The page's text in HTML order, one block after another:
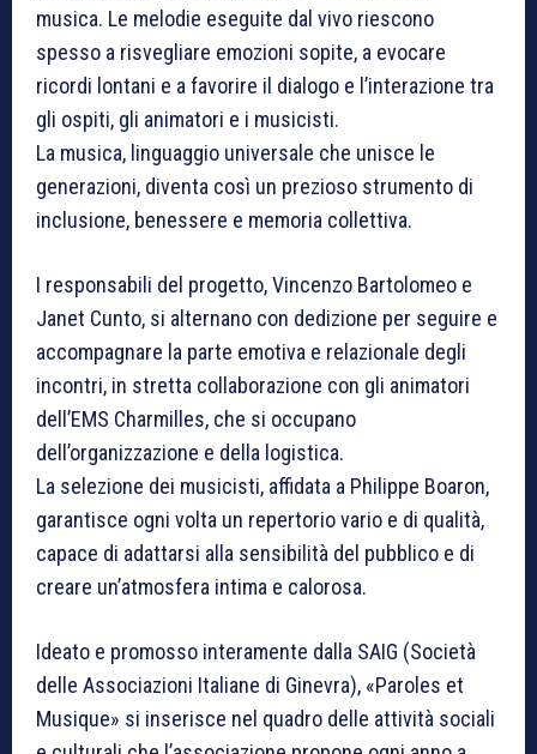
musica. Le melodie eseguite dal vivo riescono
spesso a risvegliare emozioni sopite, a evocare
ricordi lontani e a favorire il dialogo e l’interazione tra
gli ospiti, gli animatori e i musicisti.
La musica, linguaggio universale che unisce le
generazioni, diventa così un prezioso strumento di
inclusione, benessere e memoria collettiva.
I responsabili del progetto, Vincenzo Bartolomeo e
Janet Cunto, si alternano con dedizione per seguire e
accompagnare la parte emotiva e relazionale degli
incontri, in stretta collaborazione con gli animatori
dell’EMS Charmilles, che si occupano
dell’organizzazione e della logistica.
La selezione dei musicisti, affidata a Philippe Boaron,
garantisce ogni volta un repertorio vario e di qualità,
capace di adattarsi alla sensibilità del pubblico e di
creare un’atmosfera intima e calorosa.
Ideato e promosso interamente dalla SAIG (Società
delle Associazioni Italiane di Ginevra), «Paroles et
Musique» si inserisce nel quadro delle attività sociali